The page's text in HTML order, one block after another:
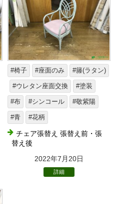
#椅子 #座面のみ #籐(ラタン)
#ウレタン座面交換 #塗装
#布 #シンコール #敬紫陽
#青 #花柄
チェア張替え 張替え前・張
替え後
2022年7月20日
詳細